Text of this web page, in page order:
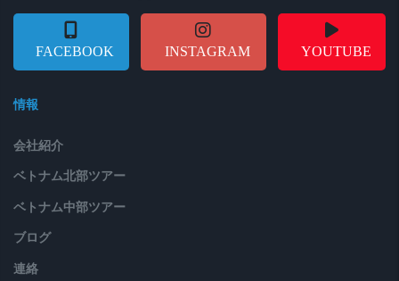
FACEBOOK INSTAGRAM YOUTUBE
情報
会社紹介
ベトナム北部ツアー
ベトナム中部ツアー
ブログ
連絡